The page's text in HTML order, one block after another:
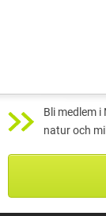
Bli medlem
natur och